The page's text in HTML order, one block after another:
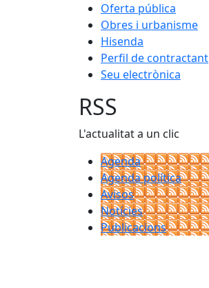
Oferta pública
Obres i urbanisme
Hisenda
Perfil de contractant
Seu electrònica
RSS
L'actualitat a un clic
Agenda
Agenda política
Avisos
Notícies
Publicacions